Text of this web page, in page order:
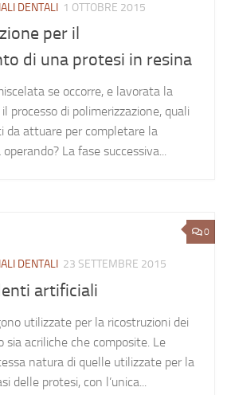
DENTALI 1 OTTOBRE 2015
per il
di una protesi in resina
se occorre, e lavorata la
processo di polimerizzazione, quali
da attuare per completare la
La fase successiva...
0
DENTALI 23 SETTEMBRE 2015
artificiali
utilizzate per la ricostruzioni dei
sia acriliche che composite. Le
natura di quelle utilizzate per la
delle protesi, con l’unica...